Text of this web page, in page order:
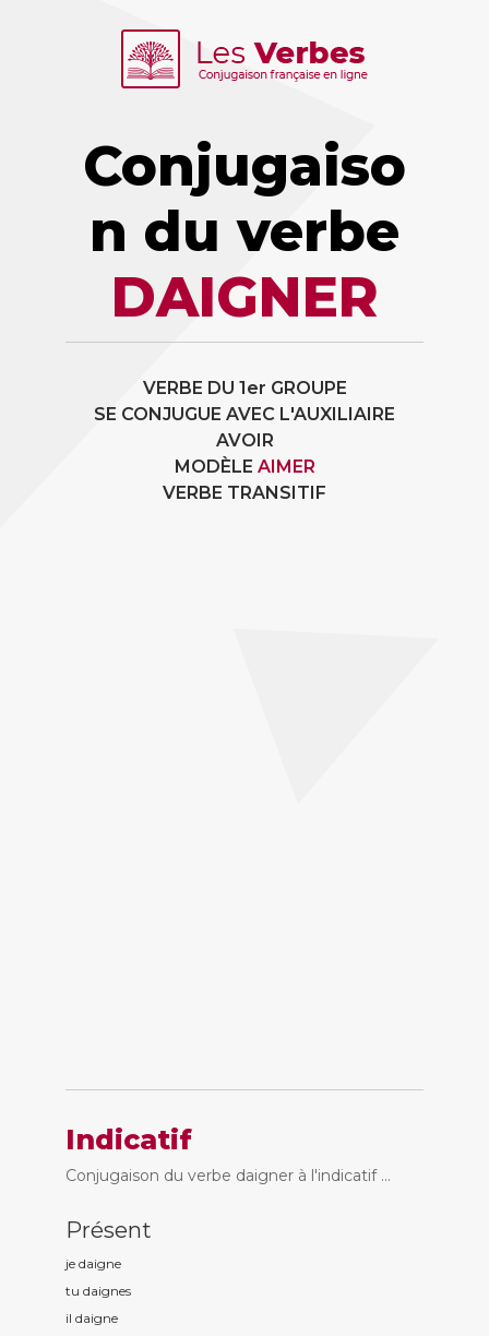
Conjugaiso
n du verbe
DAIGNER
VERBE DU 1er GROUPE
SE CONJUGUE AVEC L'AUXILIAIRE
AVOIR
MODÈLE AIMER
VERBE TRANSITIF
Indicatif
Conjugaison du verbe daigner à l'indicatif ...
Présent
je daigne
tu daignes
il daigne